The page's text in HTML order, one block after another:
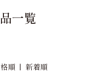
一覧
順| 新着順